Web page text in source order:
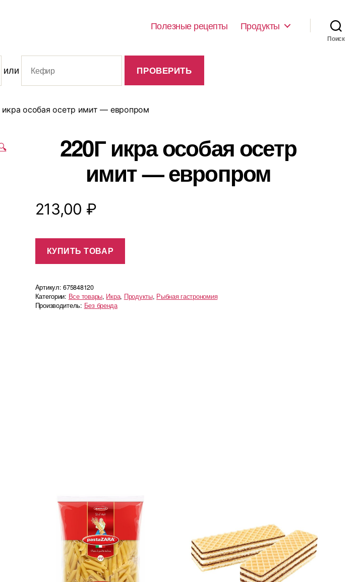
Полезные рецепты Продукты
Поиск
или
икра особая осетр имит — европром
220Г икра особая осетр
имит — европром
213,00 ₽
КУПИТЬ ТОВАР
Артикул:675848120
Категории: Все товары, Икра, Продукты, Рыбная гастрономия
Производитель: Без бренда